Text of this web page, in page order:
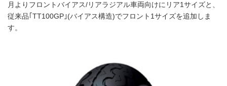
月よりフロントバイアス/リアラジアル車両向けにリア1サイズと、
従来品｢TT100GP｣(バイアス構造)でフロント1サイズを追加しま
す。